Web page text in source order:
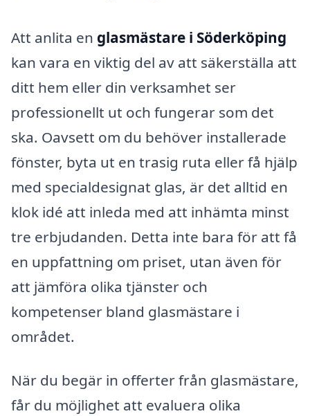
Att anlita en glasmästare i Söderköping
kan vara en viktig del av att säkerställa att
ditt hem eller din verksamhet ser
professionellt ut och fungerar som det
ska. Oavsett om du behöver installerade
fönster, byta ut en trasig ruta eller få hjälp
med specialdesignat glas, är det alltid en
klok idé att inleda med att inhämta minst
tre erbjudanden. Detta inte bara för att få
en uppfattning om priset, utan även för
att jämföra olika tjänster och
kompetenser bland glasmästare i
området.
När du begär in offerter från glasmästare,
får du möjlighet att evaluera olika